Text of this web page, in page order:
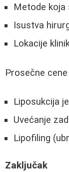
Metode koja
Isustva
Lokacije
Prosečne
Liposukcija
Uvećanje
Lipofiling
Zaključak